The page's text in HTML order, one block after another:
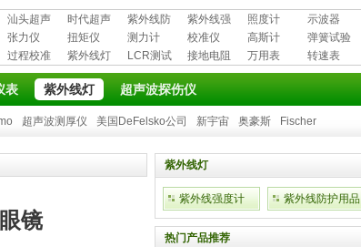
汕头超声
超声探伤
仪
时代超声
波探伤仪
紫外线防
护用品
紫外线强
度计
照度计
示波器
张力仪 扭矩仪 测力计 校准仪 高斯计
弹簧试验
机
过程校准
仪
紫外线灯
LCR测试
仪
接地电阻
测试仪
万用表 转速表
表 紫外线灯 超声波探伤仪
超声波测厚仪 美国DeFelsko公司 新宇宙 奥豪斯 Fischer
镜
紫外线灯
紫外线强度计 紫外线防护用品
热门产品推荐